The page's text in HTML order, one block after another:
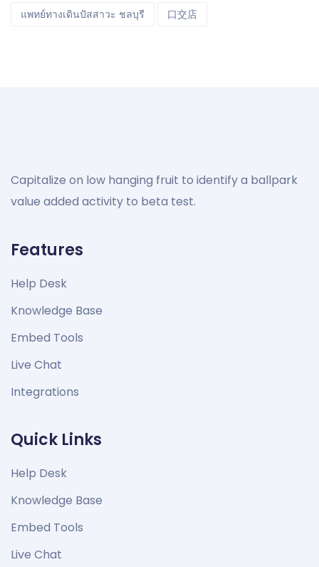
แพทย์ทางเดินปัสสาวะ ชลบุรี
口交店
Capitalize on low hanging fruit to identify a ballpark
value added activity to beta test.
Features
Help Desk
Knowledge Base
Embed Tools
Live Chat
Integrations
Quick Links
Help Desk
Knowledge Base
Embed Tools
Live Chat